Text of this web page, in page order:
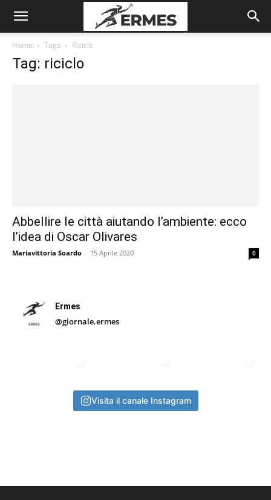
Home Tags Riciclo
Tag: riciclo
Abbellire le città aiutando l’ambiente: ecco
l’idea di Oscar Olivares
Mariavittoria Soardo - 15 Aprile 2020 0
Ermes
@giornale.ermes
Visita il canale Instagram